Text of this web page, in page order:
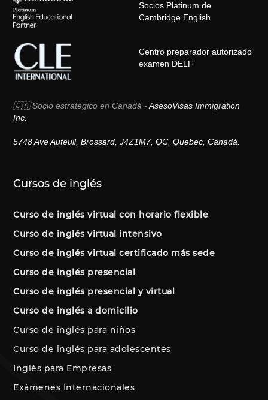
Socios Platinum de
Cambridge English
Centro preparador autorizado
examen DELF
🇨🇦 Socio estratégico en Canadá -AsesoVisas Immigration
Inc.
5748 Ave Auteuil, Brossard, J4Z1M7, QC. Quebec, Canadá.
Cursos de inglés
Curso de inglés virtual con horario flexible
Curso de inglés virtual intensivo
Curso de inglés virtual certificado más sede
Curso de inglés presencial
Curso de inglés presencial y virtual
Curso de inglés a domicilio
Curso de inglés para niños
Curso de inglés para adolescentes
Inglés para Empresas
Exámenes Internacionales